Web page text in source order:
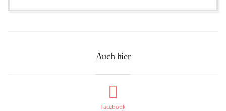
Auch hier
Facebook